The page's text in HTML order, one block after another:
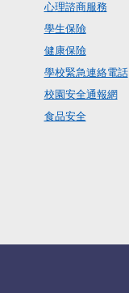
心理諮商服務
學生保險
健康保險
學校緊急連絡電話
校園安全通報網
食品安全